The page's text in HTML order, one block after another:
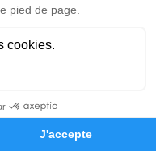
Hommages
Limoges